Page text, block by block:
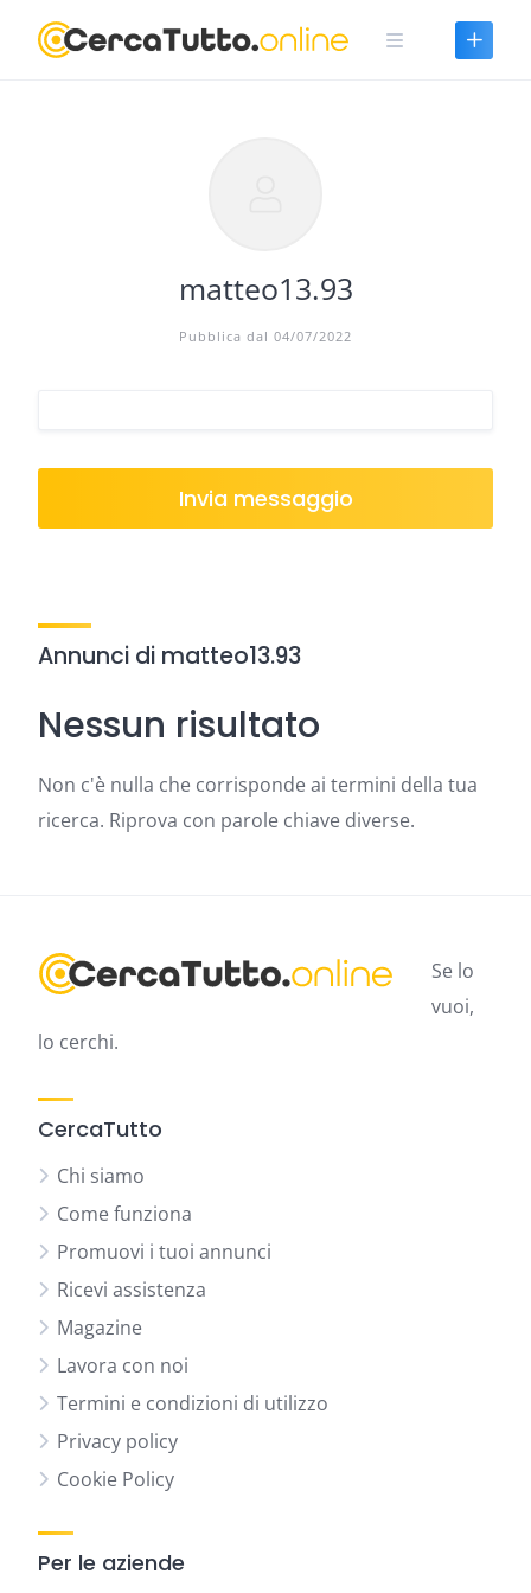
matteo13.93
Pubblica dal 04/07/2022
Invia messaggio
Annunci di matteo13.93
Nessun risultato
Non c'è nulla che corrisponde ai termini della tua
ricerca. Riprova con parole chiave diverse.
Se lo
vuoi,
lo cerchi.
CercaTutto
Chi siamo
Come funziona
Promuovi i tuoi annunci
Ricevi assistenza
Magazine
Lavora con noi
Termini e condizioni di utilizzo
Privacy policy
Cookie Policy
Per le aziende